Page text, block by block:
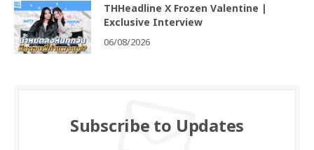
THHeadline X Frozen Valentine |
Exclusive Interview
06/08/2026
Subscribe to Updates